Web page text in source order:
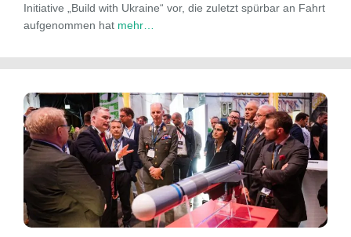
Initiative „Build with Ukraine“ vor, die zuletzt spürbar an Fahrt
aufgenommen hat mehr…